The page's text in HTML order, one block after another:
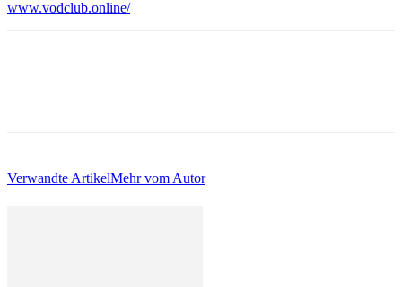
www.vodclub.online/
Verwandte ArtikelMehr vom Autor